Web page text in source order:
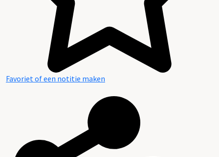
Favoriet of een notitie maken